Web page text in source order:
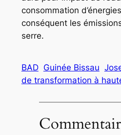
consommation
conséquent les
serre.
BAD Guinée Bissau
de transformation à